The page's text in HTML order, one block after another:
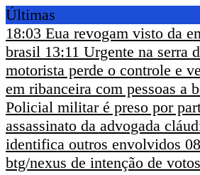
Últimas
18:03 Eua revogam visto da
brasil 13:11 Urgente na serra
motorista perde o controle e
em ribanceira com pessoas a
Policial militar é preso por
assassinato da advogada
identifica outros envolvidos
btg/nexus de intenção de